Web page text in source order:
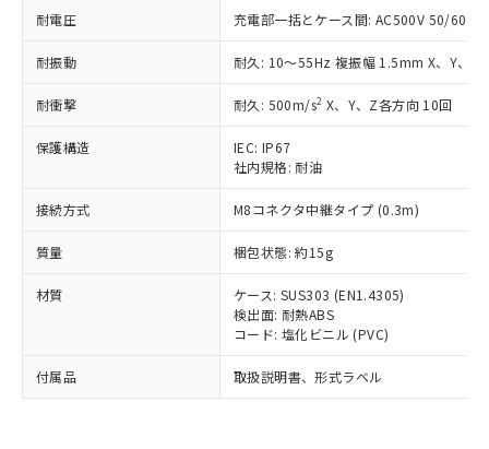
耐電圧 充電部一括とケース間: AC500V 50/
耐振動 耐久: 10～55Hz 複振幅 1.5mm X、Y、Z
耐衝撃 耐久: 500m/s2 X、Y、Z各方向 10回
保護構造
IEC: IP67
社内規格: 耐油
接続方式 M8コネクタ中継タイプ (0.3m)
質量 梱包状態: 約15g
材質
ケース: SUS303 (EN1.4305)
検出面: 耐熱ABS
コード: 塩化ビニル (PVC)
付属品 取扱説明書、形式ラベル
タに基づき作成されるものであり、閲
覧された時点での実際の在庫および標
準価格とは異なる場合があることをご
正式な納期状況および標準価格はお客
様のお取引先、またはお客様担当のオ
ムロン制御機器販売店・当社販売員に
ご相談ください。
オムロン制御機器販売店や当社販売拠
販売ネットワーク
」をご確認
在庫状況および標準価格結果を当社の
事前の承諾なく第三者に漏洩または開
示しないようお願いします。
マイパーツ機能（部品リスト作成サー
ビス）をご利用いただくには、I-Web
メンバーズにご登録されている必要が
*EU RoHS指令（10物質）：
鉛(Pb) 1000ppm以下、 水銀(Hg) 1000ppm以下、 カド
ミウム(Cd) 100ppm以下、
六価クロム(Cr(Ⅵ)) 1000ppm以下、ポリ臭化ビフェニル
類(PBB) 1000ppm以下、ポリ臭化ジフェニルエーテル類
(PBDE) 1000ppm以下、フタル酸ビス(2-エチルヘキシ
ル) (DEHP)(別名：DOP) 1000ppm以下、フタル酸ブチ
ルベンジル（BBP） 1000ppm以下、フタル酸ジブチル
（DBP） 1000ppm以下、フタル酸ジイソブチル
但し、RoHS指令で産業用監視および制御機器に対する
フタル酸エステル類の４物質については閾値を超える意
図的な使用がないことを確認しています。
部品在庫の切り替え状況などにより、予定
月が前後することがあります。
Cr(Ⅵ)(六価クロム) : 1000ppm、 PBBs(ポリ臭化ビフェ
ニル類) : 1000ppm、 PBDEs(ポリ臭化ジフェニルエーテ
DBP(フタル酸ジブチル) : 1000ppm、 DIBP(フタル酸ジ
イソブチル) : 1000ppm、 BBP(フタル酸ブチルベンジ
※2 環境保護使用期限
「ｅ」：有害物質（10物質）のすべてが基
準値以下であることを示します。
「10」：通常の使用状況下において有害物
質が外部に漏えいし、環境に深刻な影響を
及ぼさない年数を意味します。
「－」：未確認です。当社販売部門へお問
または国外への提供する場合は、日本
国政府の輸出許可(または役務取引許
可)を取得するなどの必要な手続きを
当社は規制貨物を破棄する場合は、完
全に破砕するなど、違法に輸出されな
いよう必要な手段を講じます。
当社は貴社製品を、核兵器、ミサイ
ル、化学兵器、生物兵器またはその他
武器並びにこれらの製造装置等に一切
使用いたしません。
当社は、貴社製品を第三者に販売する
場合は、上記1、2および3の内容を当
該第三者に通知します。また当社は、
販売先および販売に係わる関係者が違
法に輸出するおそれがある場合は、取
り引きをいたしません。
一定数以上の在庫あり
一定数には満たないが在庫あり
在庫なし(最新の在庫状況につ
いては、お客様のお取引先、ま
たはお客様担当のオムロン制御
機器販売店・当社販売員にご確
認ください)
受注生産機種、また在庫状況の
情報を公開していない機種